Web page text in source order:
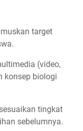
target
(video,
konsep biologi
tingkat
sebelumnya.